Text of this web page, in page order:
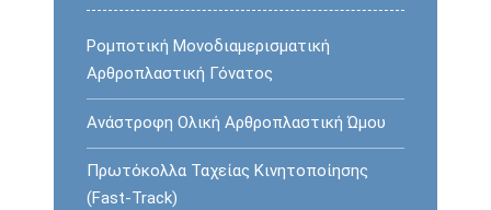
Ρομποτική Μονοδιαμερισματική
Αρθροπλαστική Γόνατος
Ανάστροφη Oλική Αρθροπλαστική Ώμου
Πρωτόκολλα Ταχείας Κινητοποίησης
(Fast-Track)